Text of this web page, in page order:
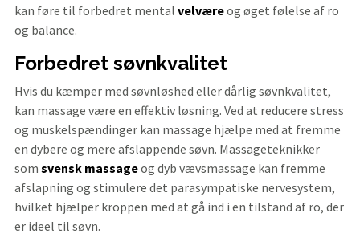
kan føre til forbedret mental velværeog øget følelse af ro
og balance.
Forbedret søvnkvalitet
Hvis du kæmper med søvnløshed eller dårlig søvnkvalitet,
kan massage være en effektiv løsning. Ved at reducere stress
og muskelspændinger kan massage hjælpe med at fremme
en dybere og mere afslappende søvn. Massageteknikker
som svensk massageog dyb vævsmassage kan fremme
afslapning og stimulere det parasympatiske nervesystem,
hvilket hjælper kroppen med at gå ind i en tilstand af ro, der
er ideel til søvn.